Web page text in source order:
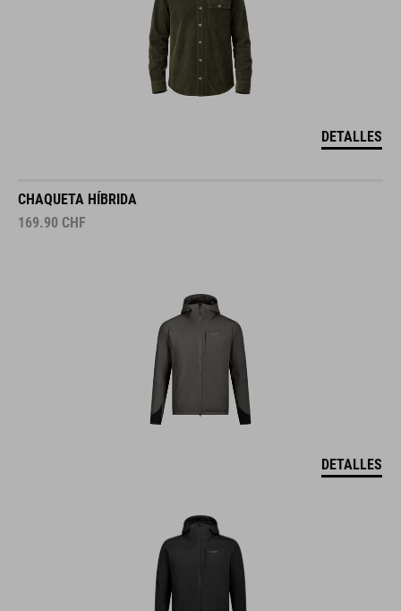
DETALLES
CHAQUETA HÍBRIDA
169.90 CHF
DETALLES